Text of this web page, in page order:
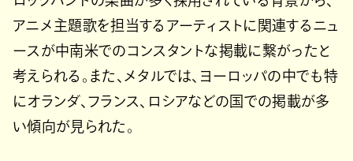
アニメ主題歌を担当するアーティストに関連するニュ
ースが中南米でのコンスタントな掲載に繋がったと
考えられる。また、メタルでは、ヨーロッパの中でも特
にオランダ、フランス、ロシアなどの国での掲載が多
い傾向が見られた。